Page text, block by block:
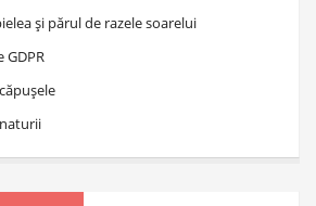
și părul de razele soarelui
GDPR